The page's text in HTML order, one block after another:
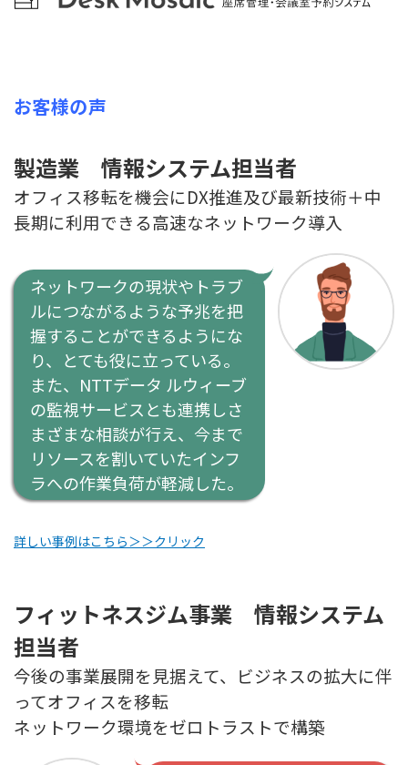
お客様の声
製造業 情報システム担当者
オフィス移転を機会にDX推進及び最新技術＋中
長期に利用できる高速なネットワーク導入
ネットワークの現状やトラブ
ルにつながるような予兆を把
握することができるようにな
り、とても役に立っている。
また、NTTデータ ルウィーブ
の監視サービスとも連携しさ
まざまな相談が行え、今まで
リソースを割いていたインフ
ラへの作業負荷が軽減した。
詳しい事例はこちら＞＞クリック
フィットネスジム事業 情報システム
担当者
今後の事業展開を見据えて、ビジネスの拡大に伴
ってオフィスを移転
ネットワーク環境をゼロトラストで構築